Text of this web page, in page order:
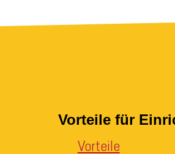
Vorteile für
Vorteile